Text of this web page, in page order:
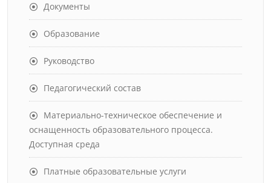
Документы
Образование
Руководство
Педагогический состав
Материально-техническое обеспечение и
оснащенность образовательного процесса.
Доступная среда
Платные образовательные услуги